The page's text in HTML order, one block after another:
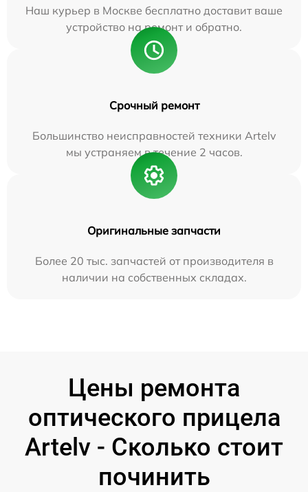
Наш курьер в Москве бесплатно доставит ваше
устройство на ремонт и обратно.
Срочный ремонт
Большинство неисправностей техники Artelv
мы устраняем в течение 2 часов.
Оригинальные запчасти
Более 20 тыс. запчастей от производителя в
наличии на собственных складах.
Цены ремонта
оптического прицела
Artelv - Сколько стоит
починить